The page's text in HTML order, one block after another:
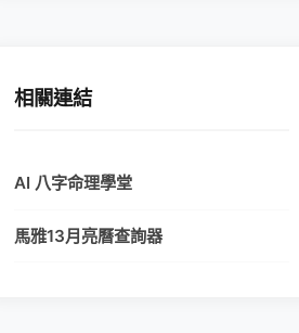
相關連結
AI 八字命理學堂
馬雅13月亮曆查詢器